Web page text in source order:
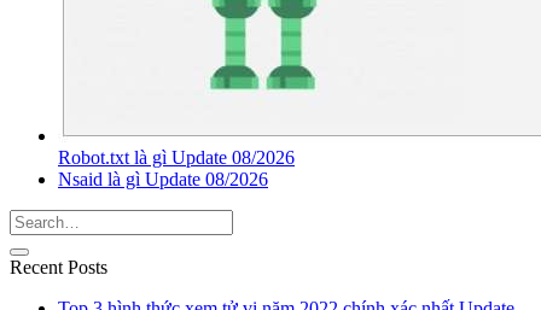
Robot.txt là gì Update 08/2026
Nsaid là gì Update 08/2026
Recent Posts